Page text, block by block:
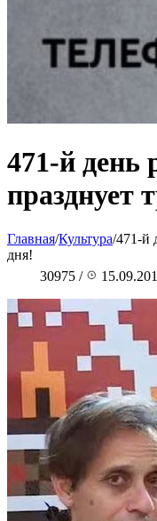
471-й день
празднует
Главная/Культура/471-й
дня!
30975 /